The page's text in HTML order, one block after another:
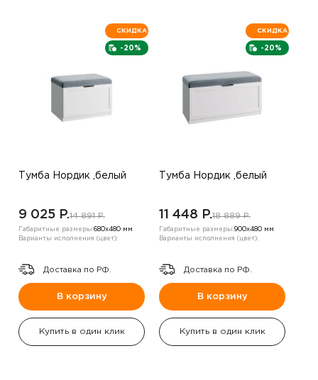
-20%
СКИДКА
Тумба Нордик ,белый
9 025 P.14 891 P.
Габаритные размеры:680х480 мм
Варианты исполнения (цвет):
Доставка по РФ.
В корзину
Купить в один клик
-20%
СКИДКА
Тумба Нордик ,белый
11 448 P.18 889 P.
Габаритные размеры:900х480 мм
Варианты исполнения (цвет):
Доставка по РФ.
В корзину
Купить в один клик